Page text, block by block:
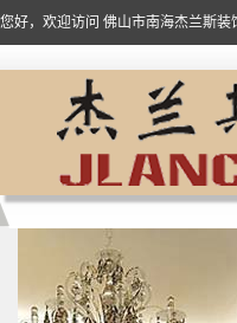
您好，欢迎访问 佛山市南海杰兰斯